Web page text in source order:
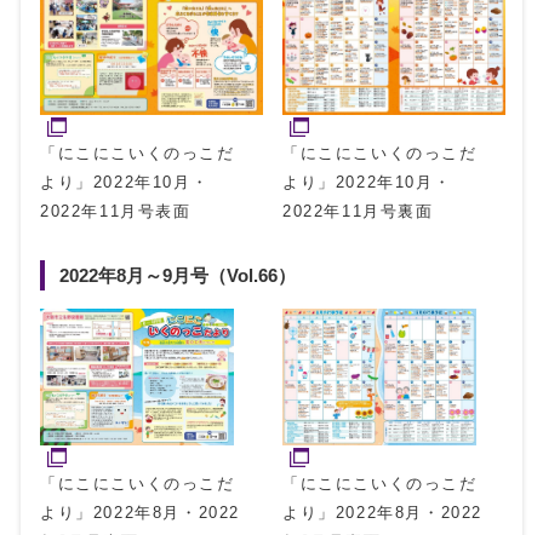
「にこにこいくのっこだ
より」2022年10月・
2022年11月号表面
「にこにこいくのっこだ
より」2022年10月・
2022年11月号裏面
2022年8月～9月号（Vol.66）
「にこにこいくのっこだ
より」2022年8月・2022
「にこにこいくのっこだ
より」2022年8月・2022